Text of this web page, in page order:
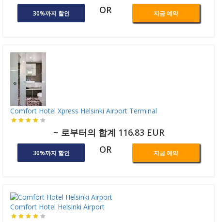
30%까지 할인 OR 지금 예약
Comfort Hotel Xpress Helsinki Airport Terminal
~ 로부터의 합계 116.83 EUR
30%까지 할인 OR 지금 예약
Comfort Hotel Helsinki Airport